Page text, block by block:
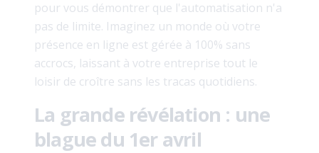
pour vous démontrer que l'automatisation n'a
pas de limite. Imaginez un monde où votre
présence en ligne est gérée à 100% sans
accrocs, laissant à votre entreprise tout le
loisir de croître sans les tracas quotidiens.
La grande révélation : une
blague du 1er avril